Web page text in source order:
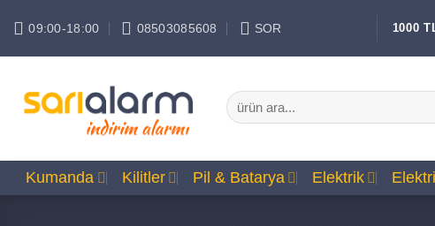
atla 09:00-18:00 08503085608 SOR 1000
Ara:
Kumanda Kilitler Pil & Batarya Elektrik